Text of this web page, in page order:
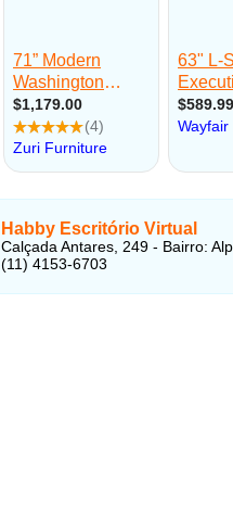
Habby Escritório Virtual
Calçada Antares, 249 - Bairro:
(11) 4153-6703